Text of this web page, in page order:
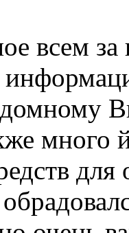
всем
много